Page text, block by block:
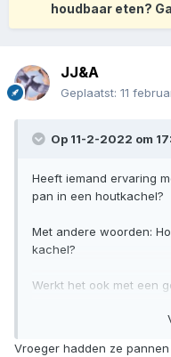
houdbaar eten?
JJ&A
Geplaatst: 11
Op 11-2-2022 om
Heeft iemand ervaring
pan in een houtkachel?
Met andere woorden:
kachel?
Werkt het ook met een
Vroeger hadden ze